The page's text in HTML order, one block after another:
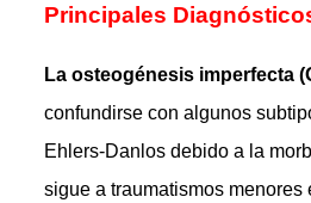
Principales
La osteogénesis imperfecta
confundirse con algunos
Ehlers-Danlos debido a la
sigue a traumatismos menores